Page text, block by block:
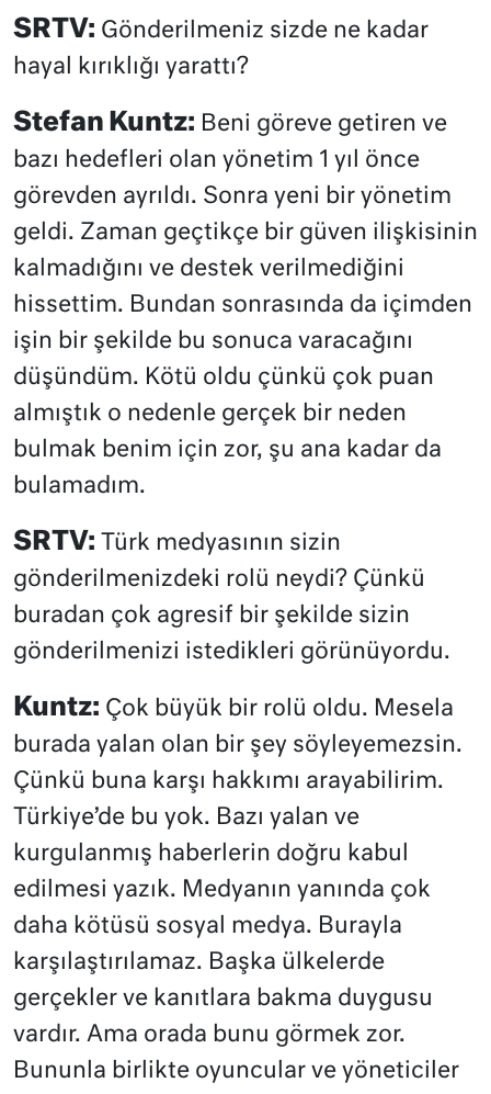
SRTV: Gönderilmeniz sizde ne kadar
hayal kırıklığı yarattı?
Stefan Kuntz: Beni göreve getiren ve
bazı hedefleri olan yönetim 1 yıl önce
görevden ayrıldı. Sonra yeni bir yönetim
geldi. Zaman geçtikçe bir güven ilişkisinin
kalmadığını ve destek verilmediğini
hissettim. Bundan sonrasında da içimden
işin bir şekilde bu sonuca varacağını
düşündüm. Kötü oldu çünkü çok puan
almıştık o nedenle gerçek bir neden
bulmak benim için zor, şu ana kadar da
bulamadım.
SRTV: Türk medyasının sizin
gönderilmenizdeki rolü neydi? Çünkü
buradan çok agresif bir şekilde sizin
gönderilmenizi istedikleri görünüyordu.
Kuntz: Çok büyük bir rolü oldu. Mesela
burada yalan olan bir şey söyleyemezsin.
Çünkü buna karşı hakkımı arayabilirim.
Türkiye’de bu yok. Bazı yalan ve
kurgulanmış haberlerin doğru kabul
edilmesi yazık. Medyanın yanında çok
daha kötüsü sosyal medya. Burayla
karşılaştırılamaz. Başka ülkelerde
gerçekler ve kanıtlara bakma duygusu
vardır. Ama orada bunu görmek zor.
Bununla birlikte oyuncular ve yöneticiler